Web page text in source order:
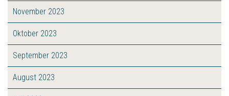
November 2023
Oktober 2023
September 2023
August 2023